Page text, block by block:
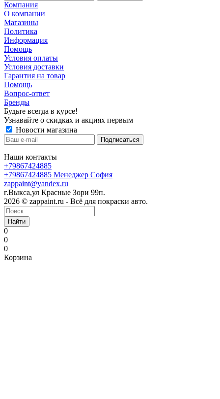
Компания
О компании
Магазины
Политика
Информация
Помощь
Условия оплаты
Условия доставки
Гарантия на товар
Помощь
Вопрос-ответ
Бренды
Будьте всегда в курсе!
Узнавайте о скидках и акциях первым
Новости магазина
Наши контакты
+79867424885
+79867424885 Менеджер София
zappaint@yandex.ru
г.Выкса,ул Красные Зори 99п.
2026 © zappaint.ru - Всё для покраски авто.
Найти
0
0
0
Корзина